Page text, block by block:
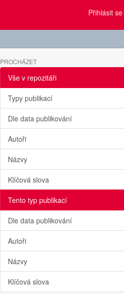
Přihlásit se
PROCHÁZET
Vše v repozitáři
Typy publikací
Dle data publikování
Autoři
Názvy
Klíčová slova
Tento typ publikací
Dle data publikování
Autoři
Názvy
Klíčová slova